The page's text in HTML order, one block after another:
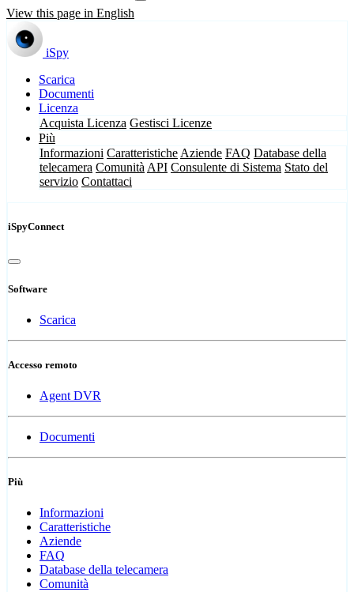
View this page in English
iSpy
Scarica
Documenti
Licenza
Acquista Licenza Gestisci Licenze
Più
Informazioni Caratteristiche Aziende FAQ Database della
telecamera Comunità API Consulente di Sistema Stato del
servizio Contattaci
iSpyConnect
Software
Scarica
Accesso remoto
Agent DVR
Documenti
Più
Informazioni
Caratteristiche
Aziende
FAQ
Database della telecamera
Comunità